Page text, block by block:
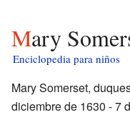
Mary
Enciclopedia para niños
Mary Somerset,
diciembre de 1630 - 7